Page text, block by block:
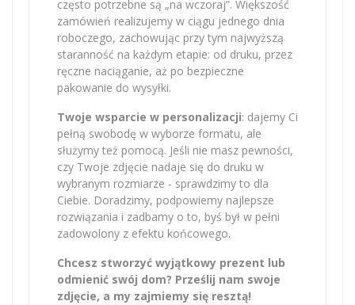
często potrzebne są „na wczoraj”. Większość
zamówień realizujemy w ciągu jednego dnia
roboczego, zachowując przy tym najwyższą
staranność na każdym etapie: od druku, przez
ręczne naciąganie, aż po bezpieczne
pakowanie do wysyłki.
Twoje wsparcie w personalizacji: dajemy Ci
pełną swobodę w wyborze formatu, ale
służymy też pomocą. Jeśli nie masz pewności,
czy Twoje zdjęcie nadaje się do druku w
wybranym rozmiarze - sprawdzimy to dla
Ciebie. Doradzimy, podpowiemy najlepsze
rozwiązania i zadbamy o to, byś był w pełni
zadowolony z efektu końcowego.
Chcesz stworzyć wyjątkowy prezent lub
odmienić swój dom? Prześlij nam swoje
zdjęcie, a my zajmiemy się resztą!